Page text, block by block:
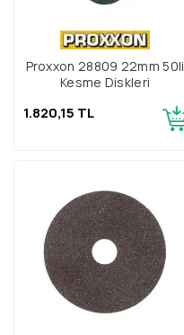
Proxxon 28809 22mm 50li
Kesme Diskleri
1.820,15 TL